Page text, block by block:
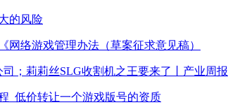
的风险
网络游戏管理办法（草案征求意见稿）
；莉莉丝SLG收割机之王要来了丨产业周报
_低价转让一个游戏版号的资质